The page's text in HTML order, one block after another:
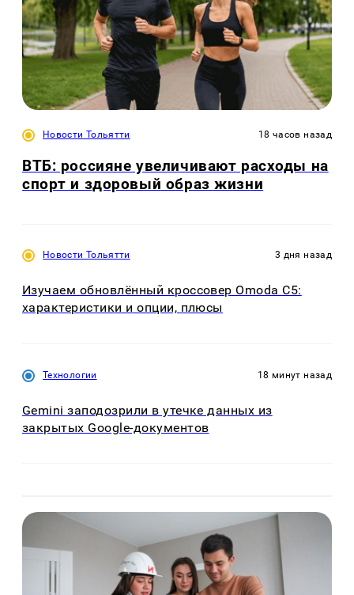
Новости Тольятти 18 часов назад
ВТБ: россияне увеличивают расходы на
спорт и здоровый образ жизни
Новости Тольятти 3 дня назад
Изучаем обновлённый кроссовер Omoda C5:
характеристики и опции, плюсы
Технологии 18 минут назад
Gemini заподозрили в утечке данных из
закрытых Google-документов